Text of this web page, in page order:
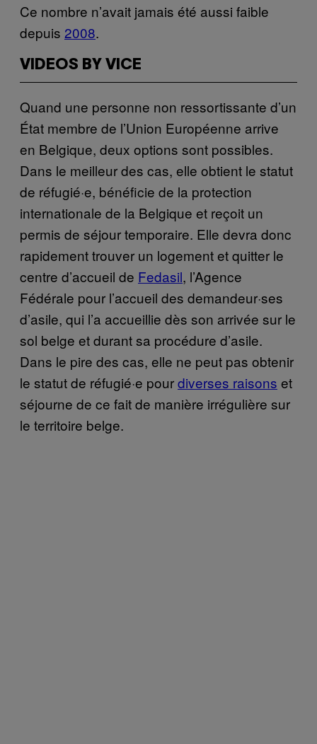
Ce nombre n’avait jamais été aussi faible
depuis 2008.
VIDEOS BY VICE
Quand une personne non ressortissante d’un
État membre de l’Union Européenne arrive
en Belgique, deux options sont possibles.
Dans le meilleur des cas, elle obtient le statut
de réfugié·e, bénéficie de la protection
internationale de la Belgique et reçoit un
permis de séjour temporaire. Elle devra donc
rapidement trouver un logement et quitter le
centre d’accueil de Fedasil, l’Agence
Fédérale pour l’accueil des demandeur·ses
d’asile, qui l’a accueillie dès son arrivée sur le
sol belge et durant sa procédure d’asile.
Dans le pire des cas, elle ne peut pas obtenir
le statut de réfugié·e pourdiverses raisons et
séjourne de ce fait de manière irrégulière sur
le territoire belge.